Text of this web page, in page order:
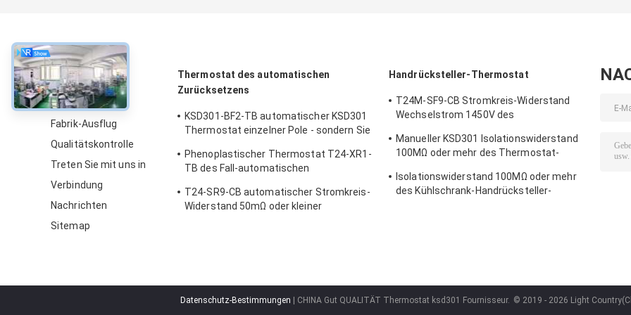
über
Über uns
Fabrik-Ausflug
Qualitätskontrolle
Treten Sie mit uns in
Verbindung
Nachrichten
Sitemap
Thermostat des automatischen
Zurücksetzens
KSD301-BF2-TB automatischer KSD301
Thermostat einzelner Pole - sondern Sie
Phenoplastischer Thermostat T24-XR1-
TB des Fall-automatischen
Temp 0℃~250℃ UL/CUL
T24-SR9-CB automatischer Stromkreis-
Widerstand 50mΩ oder kleiner
Handrücksteller-Thermostat
T24M-SF9-CB Stromkreis-Widerstand
Wechselstrom 1450V des
Min.
Manueller KSD301 Isolationswiderstand
100MΩ oder mehr des Thermostat-
Isolationswiderstand 100MΩ oder mehr
des Kühlschrank-Handrücksteller-
Datenschutz-Bestimmungen | CHINA Gut QUALITÄT Thermostat ksd301 Fournisseur. © 2019 - 2026 Light